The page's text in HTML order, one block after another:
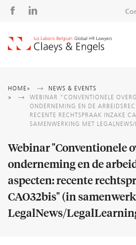
Social
Breadcrumb
HOME
NEWS & EVENTS
WEBINAR "CONVENTIONELE
ONDERNEMING EN DE
RECENTE RECHTSPRAAK INZAKE
SAMENWERKING MET
Webinar "Conventionele
onderneming en de
aspecten: recente
CAO32bis" (in
LegalNews/